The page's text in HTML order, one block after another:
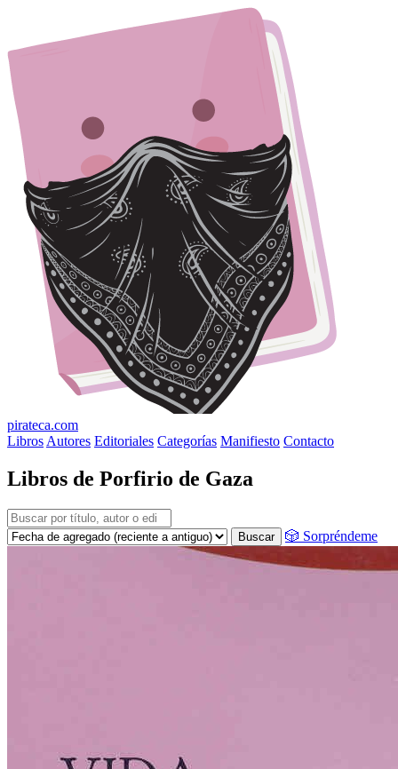
pirateca.com
Libros Autores Editoriales Categorías Manifiesto Contacto
Libros de Porfirio de Gaza
Buscar 🎲 Sorpréndeme